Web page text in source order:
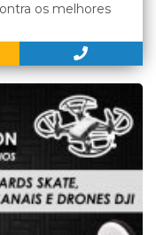
os melhores